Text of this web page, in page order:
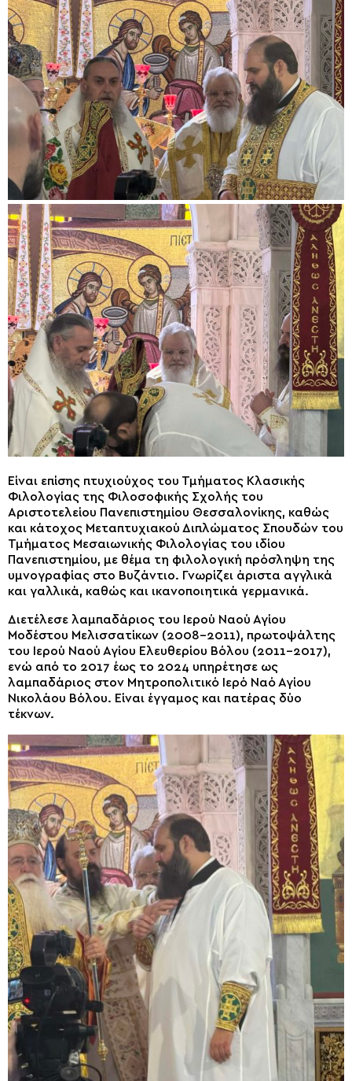
Είναι επίσης πτυχιούχος του Τμήματος Κλασικής
Φιλολογίας της Φιλοσοφικής Σχολής του
Αριστοτελείου Πανεπιστημίου Θεσσαλονίκης, καθώς
και κάτοχος Μεταπτυχιακού Διπλώματος Σπουδών του
Τμήματος Μεσαιωνικής Φιλολογίας του ιδίου
Πανεπιστημίου, με θέμα τη φιλολογική πρόσληψη της
υμνογραφίας στο Βυζάντιο. Γνωρίζει άριστα αγγλικά
και γαλλικά, καθώς και ικανοποιητικά γερμανικά.
Διετέλεσε λαμπαδάριος του Ιερού Ναού Αγίου
Μοδέστου Μελισσατίκων (2008–2011), πρωτοψάλτης
του Ιερού Ναού Αγίου Ελευθερίου Βόλου (2011–2017),
ενώ από το 2017 έως το 2024 υπηρέτησε ως
λαμπαδάριος στον Μητροπολιτικό Ιερό Ναό Αγίου
Νικολάου Βόλου. Είναι έγγαμος και πατέρας δύο
τέκνων.